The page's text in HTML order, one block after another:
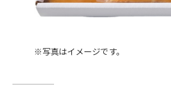
※写真はイメージです。